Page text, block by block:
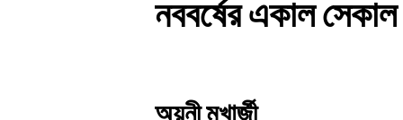
নববর্ষের একাল সেকাল
অয়নী মুখার্জী